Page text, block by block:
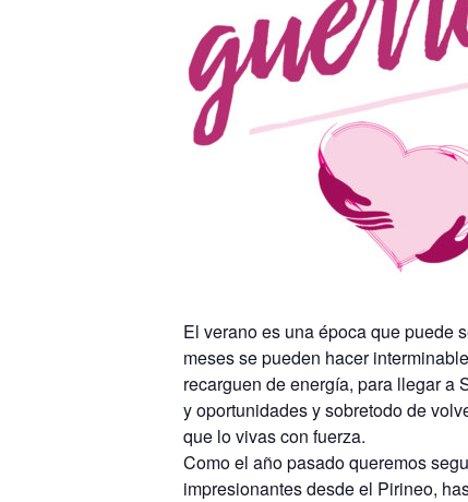
El verano es una época que puede
meses se pueden hacer
recarguen de energía, para llegar a
y oportunidades y sobretodo de
que lo vivas con fuerza.
​Como el año pasado queremos
impresionantes desde el Pirineo,